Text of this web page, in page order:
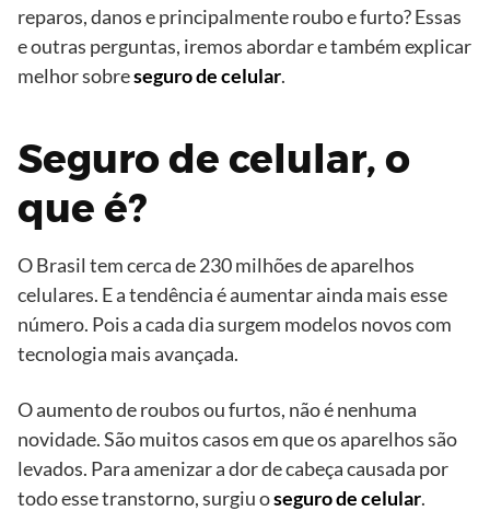
reparos, danos e principalmente roubo e furto? Essas
e outras perguntas, iremos abordar e também explicar
melhor sobreseguro de celular.
Seguro de celular, o
que é?
O Brasil tem cerca de 230 milhões de aparelhos
celulares. E a tendência é aumentar ainda mais esse
número. Pois a cada dia surgem modelos novos com
tecnologia mais avançada.
O aumento de roubos ou furtos, não é nenhuma
novidade. São muitos casos em que os aparelhos são
levados. Para amenizar a dor de cabeça causada por
todo esse transtorno, surgiu oseguro de celular.